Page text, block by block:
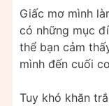
Giấc mơ mình
có những mục
thể bạn cảm
mình đến cuối
Tuy khó khăn